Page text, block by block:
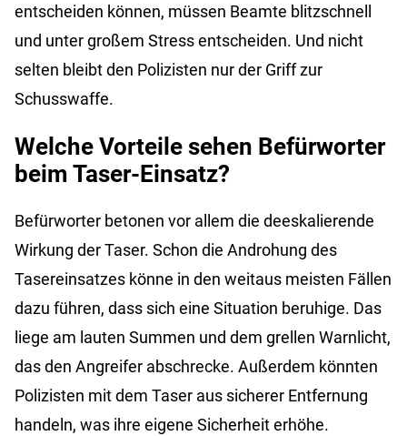
entscheiden können, müssen Beamte blitzschnell
und unter großem Stress entscheiden. Und nicht
selten bleibt den Polizisten nur der Griff zur
Schusswaffe.
Welche Vorteile sehen Befürworter
beim Taser-Einsatz?
Befürworter betonen vor allem die deeskalierende
Wirkung der Taser. Schon die Androhung des
Tasereinsatzes könne in den weitaus meisten Fällen
dazu führen, dass sich eine Situation beruhige. Das
liege am lauten Summen und dem grellen Warnlicht,
das den Angreifer abschrecke. Außerdem könnten
Polizisten mit dem Taser aus sicherer Entfernung
handeln, was ihre eigene Sicherheit erhöhe.